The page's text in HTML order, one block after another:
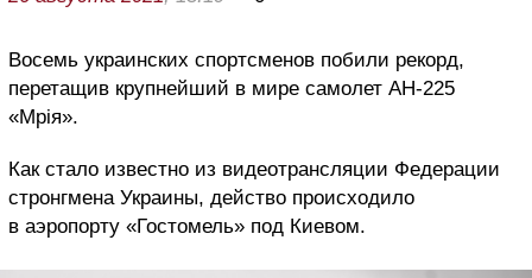
Восемь украинских спортсменов побили рекорд,
перетащив крупнейший в мире самолет АН-225
«Мрія».
Как стало известно из видеотрансляции Федерации
стронгмена Украины, действо происходило
в аэропорту «Гостомель» под Киевом.